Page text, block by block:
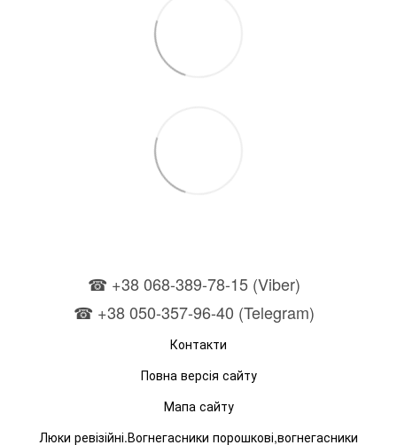
☎ +38 068-389-78-15 (Viber)
☎ +38 050-357-96-40 (Telegram)
Контакти
Повна версія сайту
Мапа сайту
Люки ревізійні.Вогнегасники порошкові,вогнегасники